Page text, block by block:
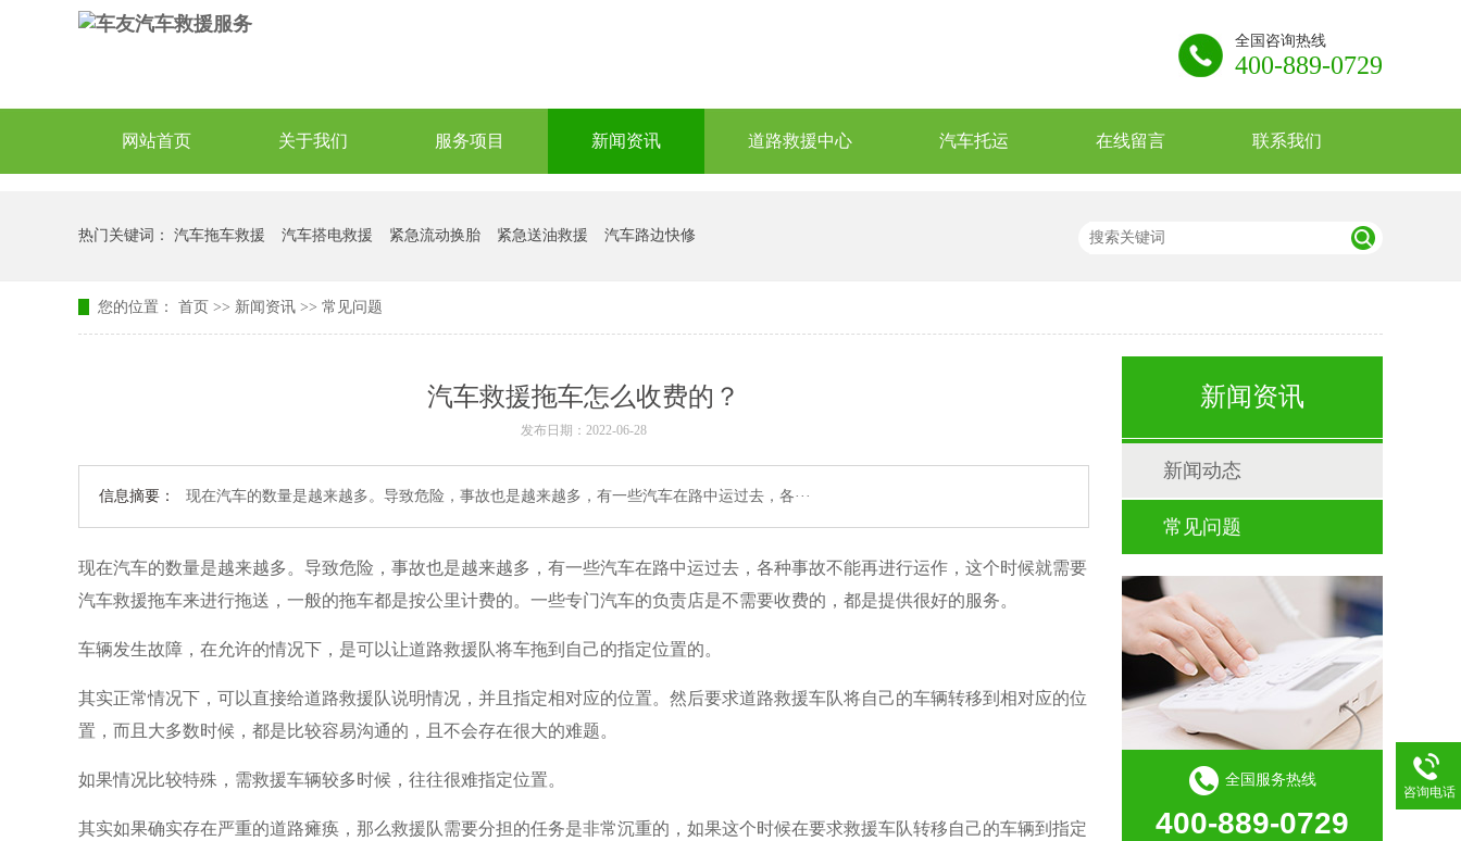
全国咨询热线
400-889-0729
网站首页 关于我们 服务项目 新闻资讯 道路救援中心 汽车托运 在线留言 联系我们
热门关键词： 汽车拖车救援 汽车搭电救援 紧急流动换胎 紧急送油救援 汽车路边快修
您的位置： 首页 >> 新闻资讯 >> 常见问题
汽车救援拖车怎么收费的？
发布日期：2022-06-28
信息摘要： 现在汽车的数量是越来越多。导致危险，事故也是越来越多，有一些汽车在路中运过去，各···
现在汽车的数量是越来越多。导致危险，事故也是越来越多，有一些汽车在路中运过去，各种事故不能再进行运作，这个时候就需要
汽车救援拖车来进行拖送，一般的拖车都是按公里计费的。一些专门汽车的负责店是不需要收费的，都是提供很好的服务。
车辆发生故障，在允许的情况下，是可以让道路救援队将车拖到自己的指定位置的。
其实正常情况下，可以直接给道路救援队说明情况，并且指定相对应的位置。然后要求道路救援车队将自己的车辆转移到相对应的位
置，而且大多数时候，都是比较容易沟通的，且不会存在很大的难题。
如果情况比较特殊，需救援车辆较多时候，往往很难指定位置。
其实如果确实存在严重的道路瘫痪，那么救援队需要分担的任务是非常沉重的，如果这个时候在要求救援车队转移自己的车辆到指定
新闻资讯
新闻动态
常见问题
全国服务热线
400-889-0729
咨询电话